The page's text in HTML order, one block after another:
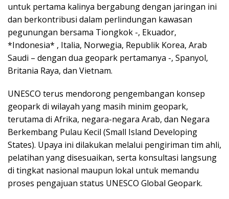
untuk pertama kalinya bergabung dengan jaringan ini
dan berkontribusi dalam perlindungan kawasan
pegunungan bersama Tiongkok -, Ekuador,
*Indonesia* , Italia, Norwegia, Republik Korea, Arab
Saudi – dengan dua geopark pertamanya -, Spanyol,
Britania Raya, dan Vietnam.
UNESCO terus mendorong pengembangan konsep
geopark di wilayah yang masih minim geopark,
terutama di Afrika, negara-negara Arab, dan Negara
Berkembang Pulau Kecil (Small Island Developing
States). Upaya ini dilakukan melalui pengiriman tim ahli,
pelatihan yang disesuaikan, serta konsultasi langsung
di tingkat nasional maupun lokal untuk memandu
proses pengajuan status UNESCO Global Geopark.